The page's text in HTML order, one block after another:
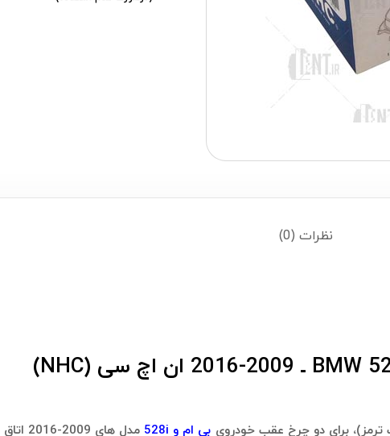
نظرات (0)
برای دو چرخ عقب خودروی بی ام و 528i مدل های 2009-2016 اتاق F10 است.